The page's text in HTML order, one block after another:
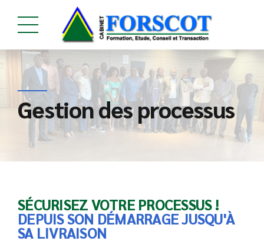
Gestion des processus
SÉCURISEZ VOTRE PROCESSUS !
DEPUIS SON DÉMARRAGE JUSQU'À
SA LIVRAISON